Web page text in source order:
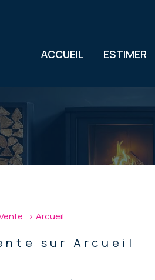
ACCUEIL ESTIMER
acheter
Arcueil
sur Arcueil